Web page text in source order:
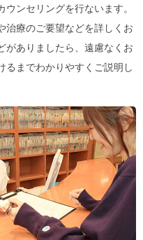
ンセリングを行ないます。
治療のご要望などを詳しくお
がありましたら、遠慮なくお
るまでわかりやすくご説明し